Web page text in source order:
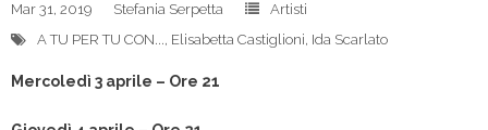
Mar 31, 2019 Stefania Serpetta
Artisti
A TU PER TU CON..., Elisabetta Castiglioni, Ida Scarlato
Mercoledì 3 aprile – Ore 21